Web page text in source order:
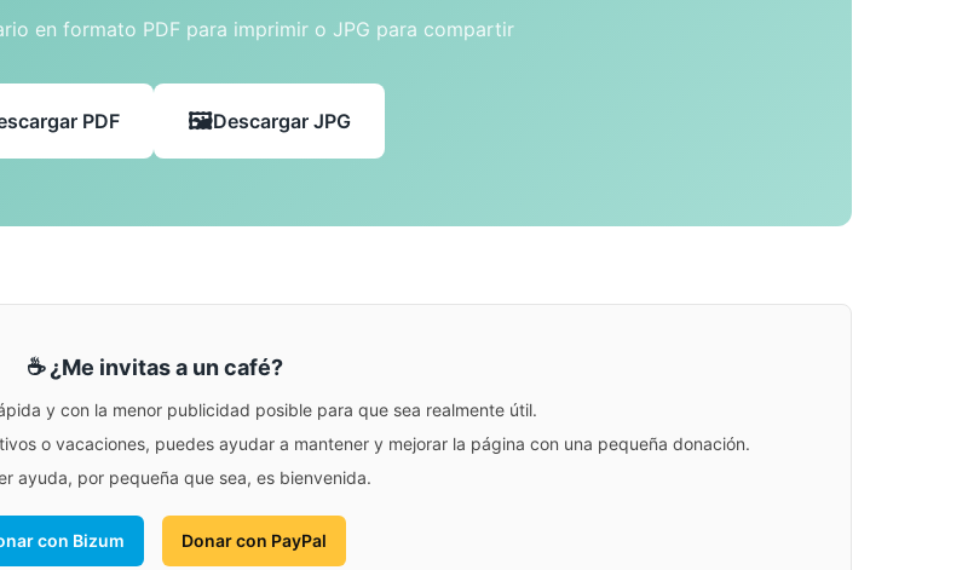
en formato PDF para imprimir o JPG para compartir
PDF Descargar JPG
☕ ¿Me invitas a un café?
y con la menor publicidad posible para que sea realmente útil.
o vacaciones, puedes ayudar a mantener y mejorar la página con una pequeña donación.
ayuda, por pequeña que sea, es bienvenida.
con Bizum Donar con PayPal